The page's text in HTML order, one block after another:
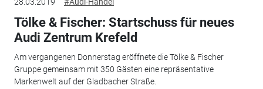
Tölke & Fischer: Startschuss für neues
Audi Zentrum Krefeld
Am vergangenen Donnerstag eröffnete die Tölke & Fischer
Gruppe gemeinsam mit 350 Gästen eine repräsentative
Markenwelt auf der Gladbacher Straße.